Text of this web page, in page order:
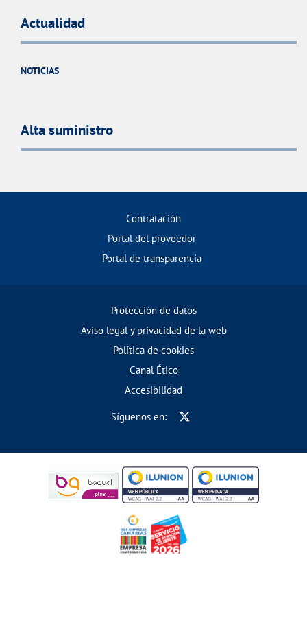
Actualidad
NOTICIAS
Alta suministro
Contratación
Portal del proveedor
Portal de transparencia
Protección de datos
Aviso legal y privacidad de la web
Política de cookies
Canal Ético
Accesibilidad
Síguenos en: